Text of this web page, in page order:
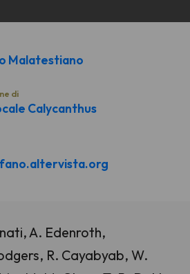
Malatestiano
di
Calycanthus
A. Edenroth,
R. Cayabyab, W.